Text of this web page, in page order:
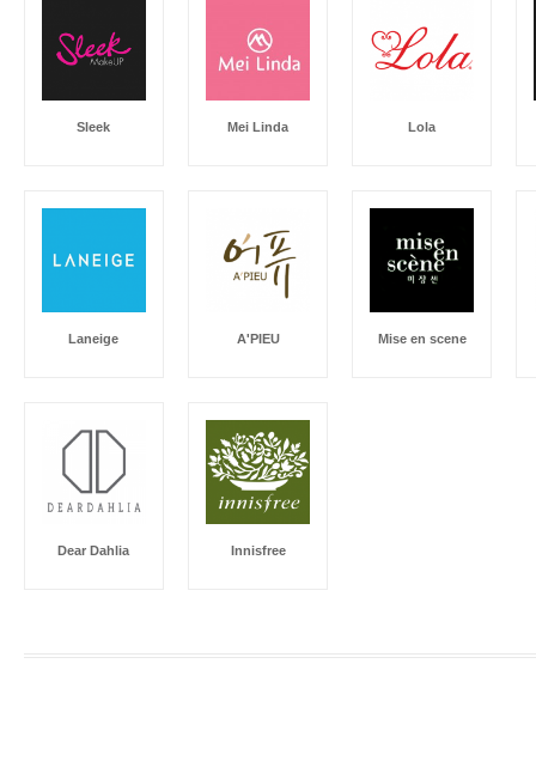
Sleek Mei Linda Lola
Laneige A'PIEU Mise en scene
Dear Dahlia Innisfree